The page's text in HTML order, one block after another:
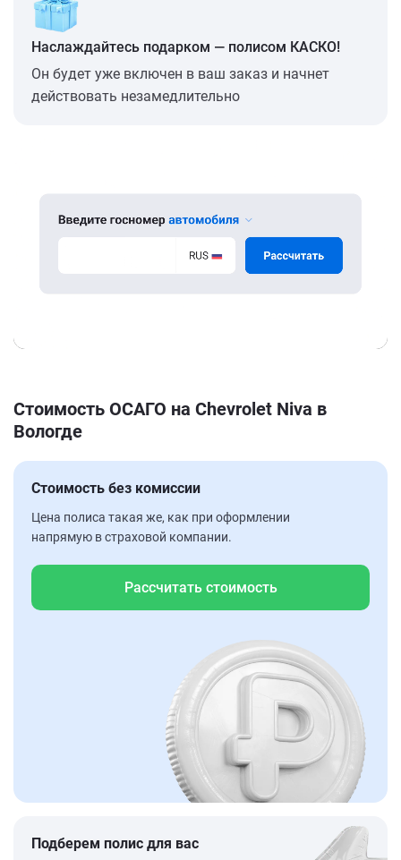
Наслаждайтесь подарком — полисом КАСКО!
Он будет уже включен в ваш заказ и начнет
действовать незамедлительно
Стоимость ОСАГО на Chevrolet Niva в
Вологде
Стоимость без комиссии
Цена полиса такая же, как при оформлении
напрямую в страховой компании.
Рассчитать стоимость
Подберем полис для вас